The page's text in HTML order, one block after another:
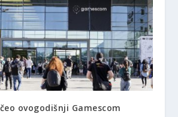
ovogodišnji Gamescom